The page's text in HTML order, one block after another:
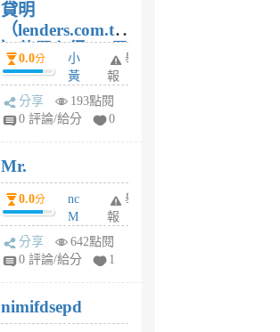
貸明
（lenders.com.tw
）使用心得 — 民
間貸款比較平台
體驗
0.0分
小
黃
蜂
1
舉
報
分享
193點閱
0 評論/給分
0
Mr.
0.0分
nc
M
U
F
U
5
舉
報
分享
642點閱
0 評論/給分
1
nimifdsepd